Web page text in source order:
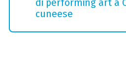
di performing art a
cuneese